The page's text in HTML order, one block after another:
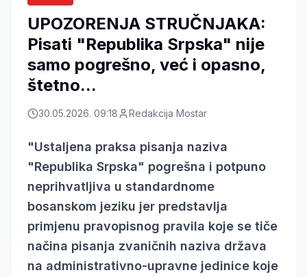
UPOZORENJA STRUČNJAKA:
Pisati "Republika Srpska" nije
samo pogrešno, već i opasno,
štetno...
30.05.2026. 09:18 Redakcija Mostar
"Ustaljena praksa pisanja naziva
"Republika Srpska" pogrešna i potpuno
neprihvatljiva u standardnome
bosanskom jeziku jer predstavlja
primjenu pravopisnog pravila koje se tiče
načina pisanja zvaničnih naziva država
na administrativno-upravne jedinice koje